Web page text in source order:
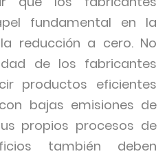
fundamental en la
reducción a cero. No
de los fabricantes
productos eficientes
bajas emisiones de
propios procesos de
también deben